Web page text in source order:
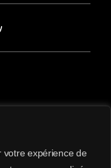
votre expérience de